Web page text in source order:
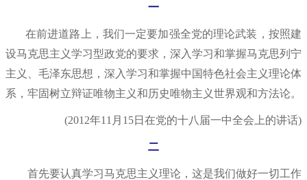
一
在前进道路上，我们一定要加强全党的理论武装，按照建
设马克思主义学习型政党的要求，深入学习和掌握马克思列宁
主义、毛泽东思想，深入学习和掌握中国特色社会主义理论体
系，牢固树立辩证唯物主义和历史唯物主义世界观和方法论。
(2012年11月15日在党的十八届一中全会上的讲话)
二
首先要认真学习马克思主义理论，这是我们做好一切工作